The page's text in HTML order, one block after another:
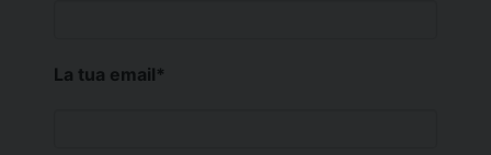
La tua email*